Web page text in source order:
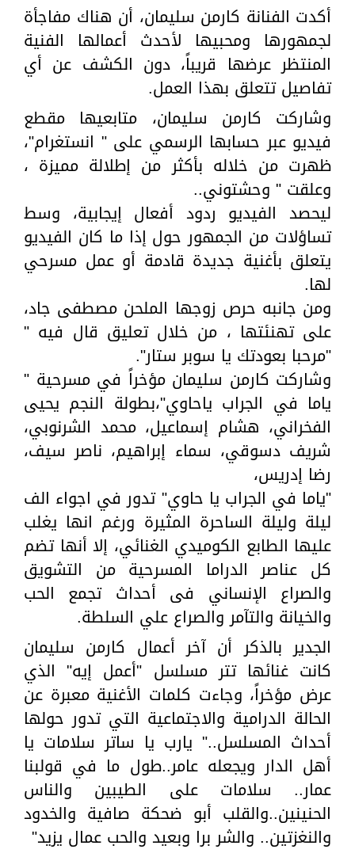
أكدت الفنانة كارمن سليمان، أن هناك مفاجأة
لجمهورها ومحبيها لأحدث أعمالها الفنية
المنتظر عرضها قريباً، دون الكشف عن أي
تفاصيل تتعلق بهذا العمل.
وشاركت كارمن سليمان، متابعيها مقطع
فيديو عبر حسابها الرسمي على " انستغرام"،
ظهرت من خلاله بأكثر من إطلالة مميزة ،
وعلقت " وحشتوني..
ليحصد الفيديو ردود أفعال إيجابية، وسط
تساؤلات من الجمهور حول إذا ما كان الفيديو
يتعلق بأغنية جديدة قادمة أو عمل مسرحي
لها.
ومن جانبه حرص زوجها الملحن مصطفى جاد،
على تهنئتها ، من خلال تعليق قال فيه "
"مرحبا بعودتك يا سوبر ستار".
وشاركت كارمن سليمان مؤخراً في مسرحية "
ياما في الجراب ياحاوي"،بطولة النجم يحيى
الفخراني، هشام إسماعيل، محمد الشرنوبي،
شريف دسوقي، سماء إبراهيم، ناصر سيف،
رضا إدريس،
"ياما في الجراب يا حاوي" تدور في اجواء الف
ليلة وليلة الساحرة المثيرة ورغم انها يغلب
عليها الطابع الكوميدي الغنائي، إلا أنها تضم
كل عناصر الدراما المسرحية من التشويق
والصراع الإنساني فى أحداث تجمع الحب
والخيانة والتآمر والصراع علي السلطة.
الجدير بالذكر أن آخر أعمال كارمن سليمان
كانت غنائها تتر مسلسل "أعمل إيه" الذي
عرض مؤخراً، وجاءت كلمات الأغنية معبرة عن
الحالة الدرامية والاجتماعية التي تدور حولها
أحداث المسلسل.." يارب يا ساتر سلامات يا
أهل الدار ويجعله عامر..طول ما في قولبنا
عمار.. سلامات على الطيبين والناس
الحنينين..والقلب أبو ضحكة صافية والخدود
والنغزتين.. والشر برا وبعيد والحب عمال يزيد"